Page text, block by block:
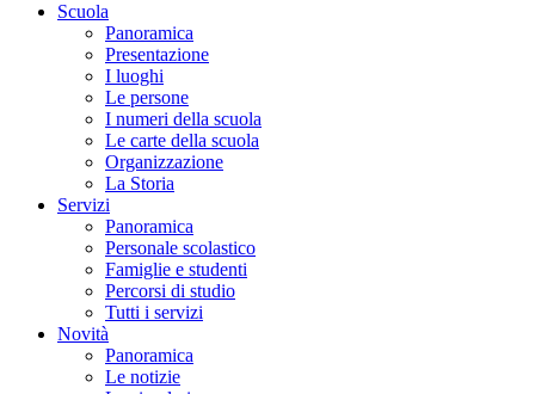
Scuola
Panoramica
Presentazione
I luoghi
Le persone
I numeri della scuola
Le carte della scuola
Organizzazione
La Storia
Servizi
Panoramica
Personale scolastico
Famiglie e studenti
Percorsi di studio
Tutti i servizi
Novità
Panoramica
Le notizie